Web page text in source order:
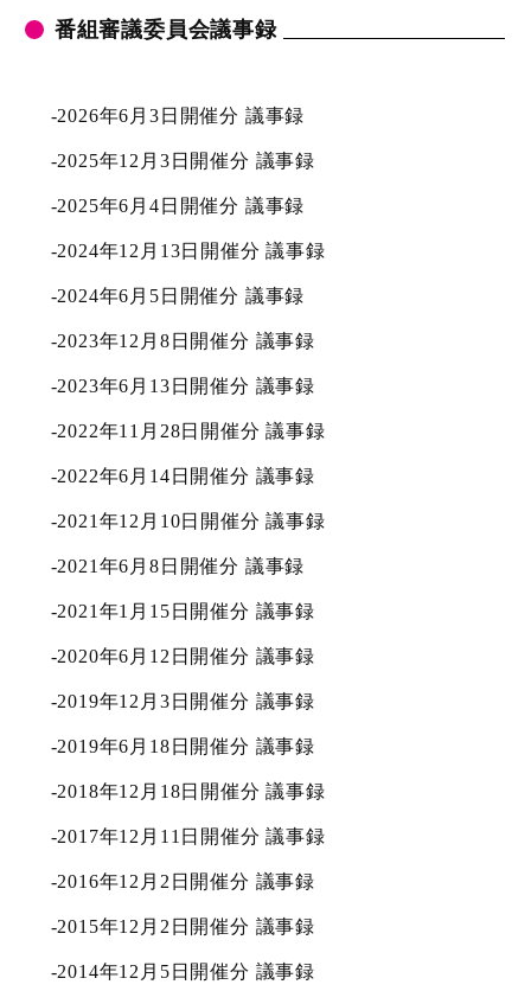
番組審議委員会議事録
-2026年6月3日開催分 議事録
-2025年12月3日開催分 議事録
-2025年6月4日開催分 議事録
-2024年12月13日開催分 議事録
-2024年6月5日開催分 議事録
-2023年12月8日開催分 議事録
-2023年6月13日開催分 議事録
-2022年11月28日開催分 議事録
-2022年6月14日開催分 議事録
-2021年12月10日開催分 議事録
-2021年6月8日開催分 議事録
-2021年1月15日開催分 議事録
-2020年6月12日開催分 議事録
-2019年12月3日開催分 議事録
-2019年6月18日開催分 議事録
-2018年12月18日開催分 議事録
-2017年12月11日開催分 議事録
-2016年12月2日開催分 議事録
-2015年12月2日開催分 議事録
-2014年12月5日開催分 議事録